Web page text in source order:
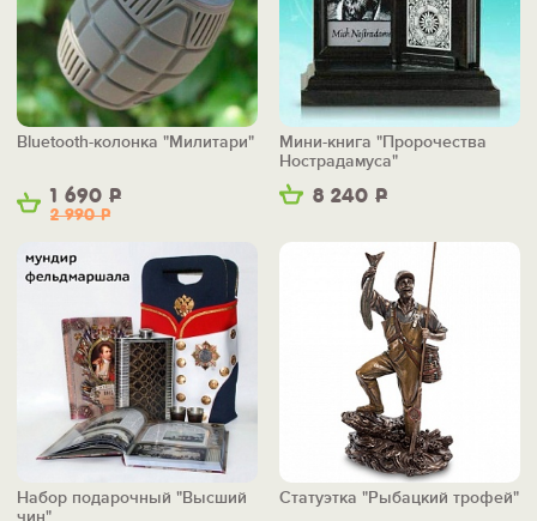
1 690 Р
2 990Р
Bluetooth-колонка "Милитари"
8 240 Р
Мини-книга "Пророчества
Нострадамуса"
Набор подарочный "Высший
Статуэтка "Рыбацкий трофей"